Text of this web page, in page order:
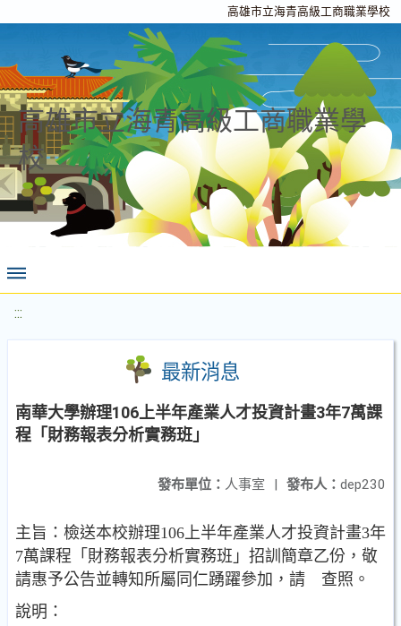
高雄市立海青高級工商職業學校
高雄市立海青高級工商職業學
校
:::
最新消息
南華大學辦理106上半年產業人才投資計畫3年7萬課
程「財務報表分析實務班」
發布人： dep230
發布單位： 人事室 |
主旨：檢送本校辦理106上半年產業人才投資計畫3年
7萬課程「財務報表分析實務班」招訓簡章乙份，敬
請惠予公告並轉知所屬同仁踴躍參加，請 查照。
說明：